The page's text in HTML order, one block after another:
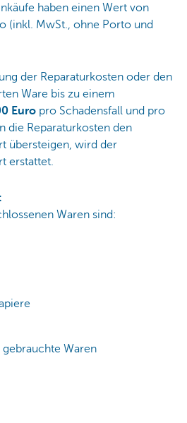
haben einen Wert von
(inkl. MwSt., ohne Porto und
der Reparaturkosten oder den
Ware bis zu einem
Euro pro Schadensfall und pro
die Reparaturkosten den
übersteigen, wird der
erstattet.
Waren sind:
Waren